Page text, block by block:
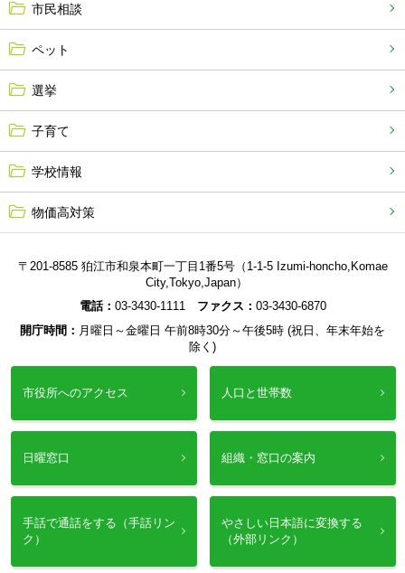
市民相談
ペット
選挙
子育て
学校情報
物価高対策
〒201-8585 狛江市和泉本町一丁目1番5号（1-1-5 Izumi-honcho,Komae
City,Tokyo,Japan）
電話： 03-3430-1111 ファクス： 03-3430-6870
開庁時間： 月曜日～金曜日 午前8時30分～午後5時 (祝日、年末年始を
除く)
市役所へのアクセス 人口と世帯数
日曜窓口 組織・窓口の案内
手話で通話をする（手話リン
ク）
やさしい日本語に変換する
（外部リンク）